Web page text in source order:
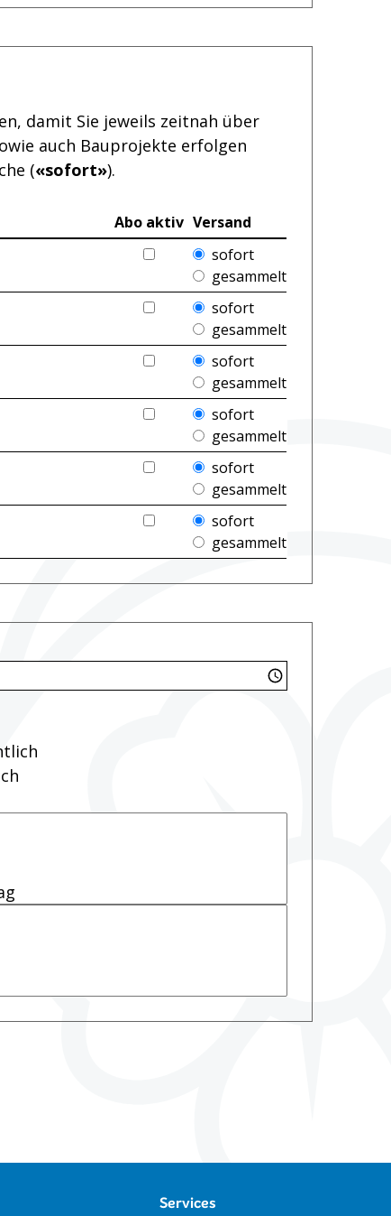
damit Sie jeweils zeitnah über
auch Bauprojekte erfolgen
(«sofort»).
Abo aktiv Versand
E-Mail-Abo für Rubrik «{1}»HTML
sofort
gesammelt
E-Mail-Abo für Rubrik «{1}»HTML
sofort
gesammelt
E-Mail-Abo für Rubrik «{1}»HTML
sofort
gesammelt
E-Mail-Abo für Rubrik «{1}»HTML
sofort
gesammelt
E-Mail-Abo für Rubrik «{1}»HTML
sofort
gesammelt
E-Mail-Abo für Rubrik «{1}»HTML
sofort
gesammelt
Services